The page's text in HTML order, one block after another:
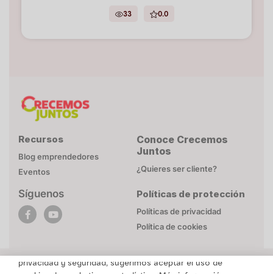
33 0.0
Recursos
Blog emprendedores
Eventos
Síguenos
Conoce Crecemos
Juntos
¿Quieres ser cliente?
Políticas de protección
Políticas de privacidad
Política de cookies
POLÍTICA DE COOKIES
Esta página web utiliza cookies necesarias para su
privacidad y seguridad, sugerimos aceptar el uso de